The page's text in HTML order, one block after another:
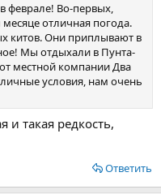
феврале! Во-первых,
месяце отличная погода.
китов. Они приплывают в
Мы отдыхали в Пунта-
местной компании Два
условия, нам очень
и такая редкость,
Ответить